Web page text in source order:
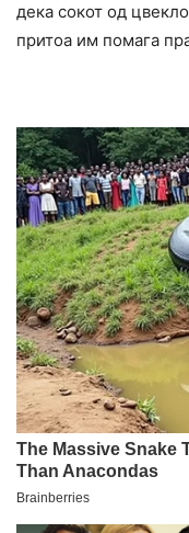
дека сокот од
притоа им помага